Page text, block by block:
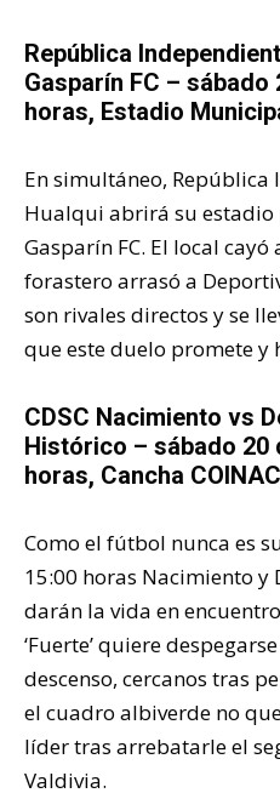
República
Gasparín FC – sábado
horas, Estadio
En simultáneo, República
Hualqui abrirá su
Gasparín FC. El local
forastero arrasó a
son rivales directos y se
que este duelo promete y
CDSC Nacimiento vs
Histórico – sábado 20
horas, Cancha
Como el fútbol nunca es
15:00 horas Nacimiento y
darán la vida en
‘Fuerte’ quiere
descenso, cercanos tras
el cuadro albiverde no
líder tras arrebatarle el
Valdivia.